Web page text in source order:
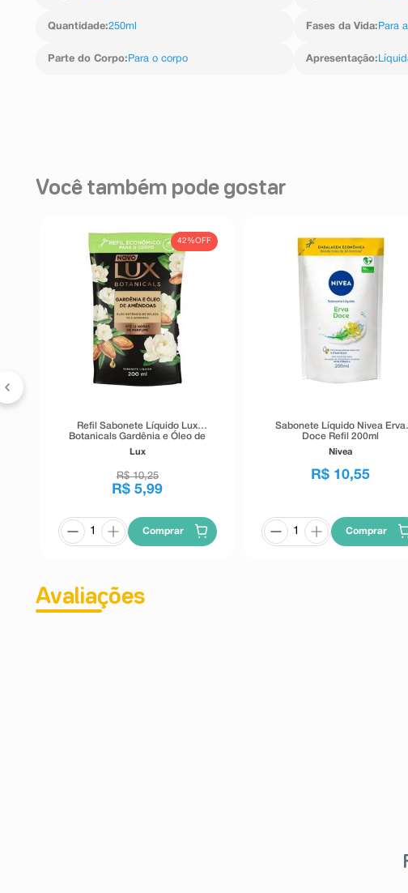
Quantidade:250ml Fases da Vida: Para
Parte do Corpo: Para o corpo Apresentação:
Você também pode gostar
42%OFF
Refil Sabonete Líquido Lux
Botanicals Gardênia e Óleo de
Amêndoas 200ml
Lux
R$ 10,25
R$ 5,99
Comprar
Sabonete Líquido Nivea Erva
Doce Refil 200ml
Nivea
R$ 10,55
Comprar
Avaliações